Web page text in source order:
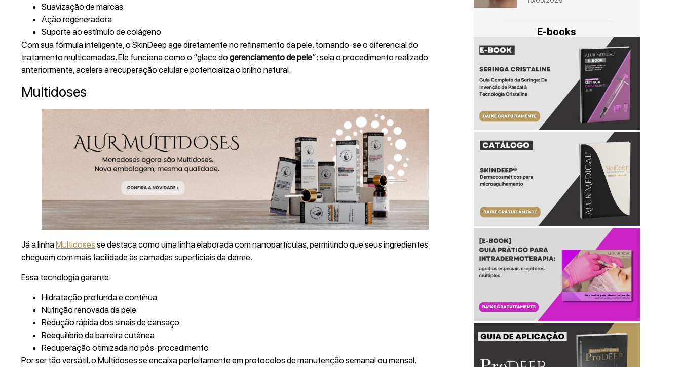
Suavização de marcas
Ação regeneradora
Suporte ao estímulo de colágeno
Com sua fórmula inteligente, o SkinDeep age diretamente no refinamento da pele, tornando-se o diferencial do
tratamento multicamadas. Ele funciona como o “glace dogerenciamento de pele”: sela o procedimento realizado
anteriormente, acelera a recuperação celular e potencializa o brilho natural.
Multidoses
Já a linhaMultidoses se destaca como uma linha elaborada com nanopartículas, permitindo que seus ingredientes
cheguem com mais facilidade às camadas superficiais da derme.
Essa tecnologia garante:
Hidratação profunda e contínua
Nutrição renovada da pele
Redução rápida dos sinais de cansaço
Reequilíbrio da barreira cutânea
Recuperação otimizada no pós‑procedimento
Por ser tão versátil, o Multidoses se encaixa perfeitamente em protocolos de manutenção semanal ou mensal,
E-books